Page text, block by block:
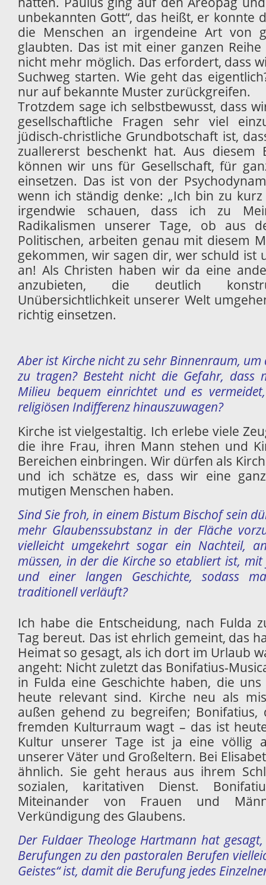
unbekannten Gott“, das heißt, er konnte
die Menschen an irgendeine Art von
glaubten. Das ist mit einer ganzen
nicht mehr möglich. Das erfordert, dass
Suchweg starten. Wie geht das
nur auf bekannte Muster zurückgreifen.
Trotzdem sage ich selbstbewusst, dass
gesellschaftliche Fragen sehr viel
jüdisch-christliche Grundbotschaft ist,
zuallererst beschenkt hat. Aus diesem
können wir uns für Gesellschaft, für
einsetzen. Das ist von der
wenn ich ständig denke: „Ich bin zu
irgendwie schauen, dass ich zu
Radikalismen unserer Tage, ob aus
Politischen, arbeiten genau mit diesem
gekommen, wir sagen dir, wer schuld ist
an! Als Christen haben wir da eine
anzubieten, die deutlich
Unübersichtlichkeit unserer Welt
richtig einsetzen.
Aber ist Kirche nicht zu sehr Binnenraum,
zu tragen? Besteht nicht die Gefahr, dass
Milieu bequem einrichtet und es
religiösen Indifferenz hinauszuwagen?
Kirche ist vielgestaltig. Ich erlebe viele
die ihre Frau, ihren Mann stehen und
Bereichen einbringen. Wir dürfen als
und ich schätze es, dass wir eine
mutigen Menschen haben.
Sind Sie froh, in einem Bistum Bischof sein
mehr Glaubenssubstanz in der Fläche
vielleicht umgekehrt sogar ein Nachteil,
müssen, in der die Kirche so etabliert ist,
und einer langen Geschichte, sodass
traditionell verläuft?
Ich habe die Entscheidung, nach Fulda
Tag bereut. Das ist ehrlich gemeint, das
Heimat so gesagt, als ich dort im Urlaub
angeht: Nicht zuletzt das Bonifatius-
in Fulda eine Geschichte haben, die
heute relevant sind. Kirche neu als
außen gehend zu begreifen;
fremden Kulturraum wagt – das ist
Kultur unserer Tage ist ja eine völlig
unserer Väter und Großeltern. Bei
ähnlich. Sie geht heraus aus ihrem
sozialen, karitativen Dienst.
Miteinander von Frauen und
Verkündigung des Glaubens.
Der Fuldaer Theologe Hartmann hat
Berufungen zu den pastoralen Berufen
Geistes“ ist, damit die Berufung jedes